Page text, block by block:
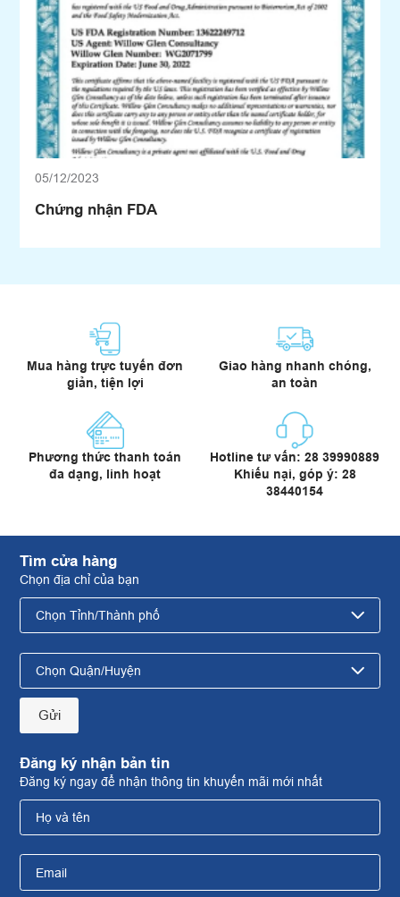
05/12/2023
Chứng nhận FDA
Mua hàng trực tuyến đơn
giản, tiện lợi
Giao hàng nhanh chóng,
an toàn
Phương thức thanh toán
đa dạng, linh hoạt
Hotline tư vấn: 28 39990889
Khiếu nại, góp ý: 28
38440154
Tìm cửa hàng
Chọn địa chỉ của bạn
Gửi
Đăng ký nhận bản tin
Đăng ký ngay để nhận thông tin khuyến mãi mới nhất